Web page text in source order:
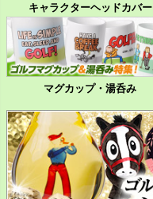
キャラクターヘッドカバー
マグカップ・湯呑み